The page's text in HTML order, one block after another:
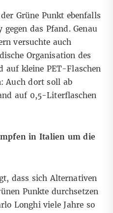
Grüne Punkt ebenfalls
das Pfand. Genau
versuchte auch
Organisation des
auf kleine PET-Flaschen
Auch dort soll ab
auf 0,5-Literflaschen
in Italien um die
dass sich Alternativen
Punkte durchsetzen
Longhi viele Jahre so